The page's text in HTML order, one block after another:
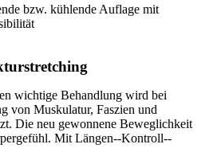
bzw. kühlende Auflage mit
Tiefensensibilität
wichtige Behandlung wird bei
von Muskulatur, Faszien und
Die neu gewonnene Beweglichkeit
Mit Längen--Kontroll--